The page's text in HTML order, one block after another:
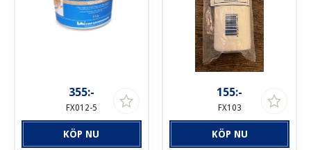
355:-
FX012-5
KÖP NU
155:-
FX103
KÖP NU